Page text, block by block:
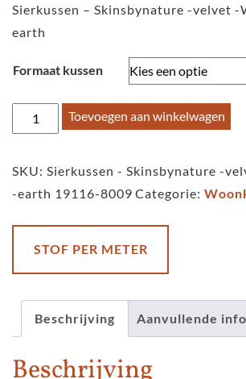
tot
Sierkussen – Skinsbynature -velvet -
earth
Formaat kussen
Sierkussen
-
-
velvet
-
Wild
snake
earth
aantal
Toevoegen aan winkelwagen
SKU: Sierkussen - Skinsbynature -
-earth 19116-8009 Categorie:
STOF PER METER
Beschrijving Aanvullende
Beschrijving